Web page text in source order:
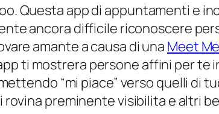
Questa app di appuntamenti e
ancora difficile riconoscere
amante a causa di una Meet
ti mostrera persone affini per te
“mi piace” verso quelli di
rovina preminente visibilita e altri